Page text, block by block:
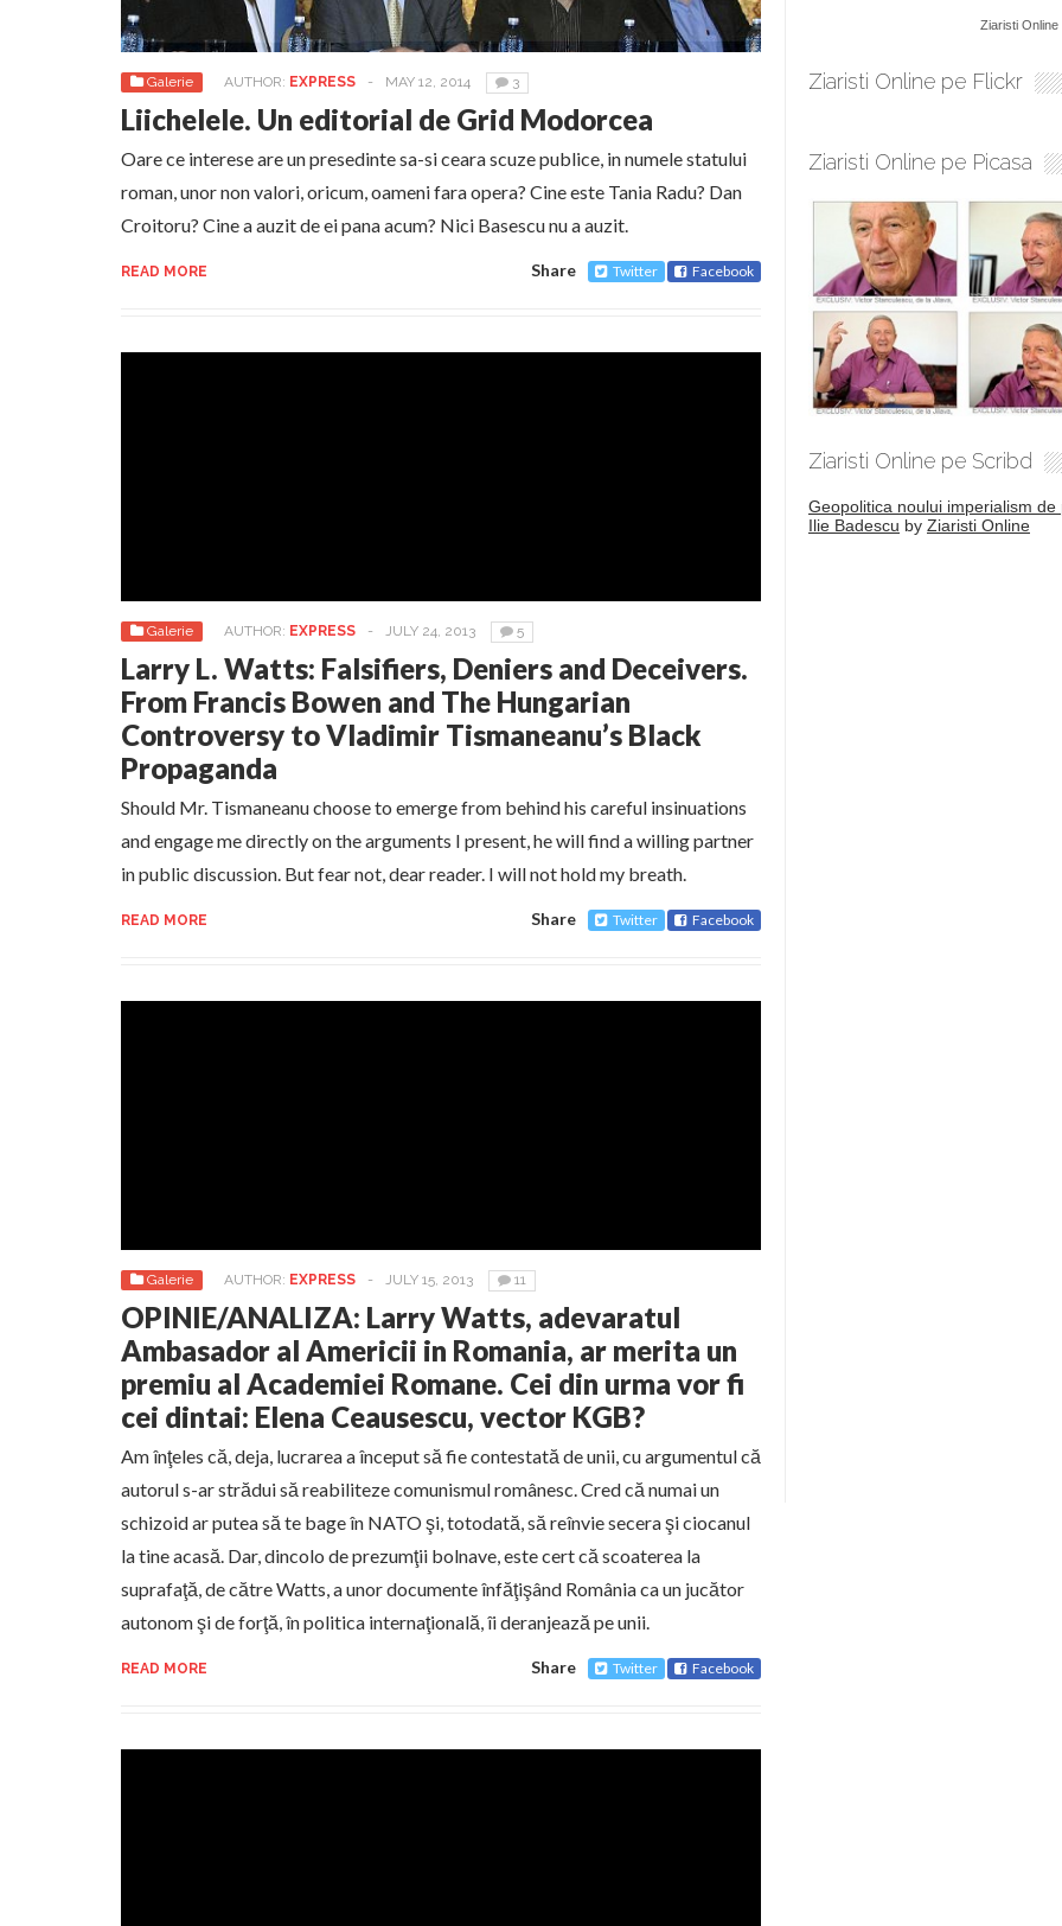
Galerie AUTHOR: EXPRESS - MAY 12, 2014 3
Liichelele. Un editorial de Grid Modorcea
Oare ce interese are un presedinte sa-si ceara scuze publice, in numele statului
roman, unor non valori, oricum, oameni fara opera? Cine este Tania Radu? Dan
Croitoru? Cine a auzit de ei pana acum? Nici Basescu nu a auzit.
READ MORE Share Twitter Facebook
Galerie AUTHOR: EXPRESS - JULY 24, 2013 5
Larry L. Watts: Falsifiers, Deniers and Deceivers.
From Francis Bowen and The Hungarian
Controversy to Vladimir Tismaneanu’s Black
Propaganda
Should Mr. Tismaneanu choose to emerge from behind his careful insinuations
and engage me directly on the arguments I present, he will find a willing partner
in public discussion. But fear not, dear reader. I will not hold my breath.
READ MORE Share Twitter Facebook
Galerie AUTHOR: EXPRESS - JULY 15, 2013 11
OPINIE/ANALIZA: Larry Watts, adevaratul
Ambasador al Americii in Romania, ar merita un
premiu al Academiei Romane. Cei din urma vor fi
cei dintai: Elena Ceausescu, vector KGB?
Am înţeles că, deja, lucrarea a început să fie contestată de unii, cu argumentul că
autorul s-ar strădui să reabiliteze comunismul românesc. Cred că numai un
schizoid ar putea să te bage în NATO şi, totodată, să reînvie secera şi ciocanul
la tine acasă. Dar, dincolo de prezumţii bolnave, este cert că scoaterea la
suprafaţă, de către Watts, a unor documente înfăţişând România ca un jucător
autonom şi de forţă, în politica internaţională, îi deranjează pe unii.
READ MORE Share Twitter Facebook
Ziaristi Online
Ziaristi Online pe Flickr
Ziaristi Online pe Picasa
Ziaristi Online pe Scribd
Geopolitica noului imperialism de
Ilie Badescu by Ziaristi Online